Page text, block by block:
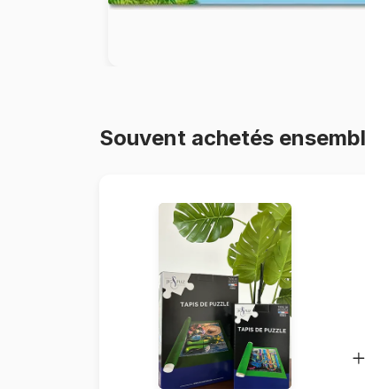
Souvent achetés